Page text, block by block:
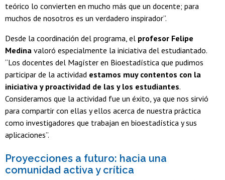
teórico lo convierten en mucho más que un docente; para
muchos de nosotros es un verdadero inspirador”.
Desde la coordinación del programa, el profesor Felipe
Medina valoró especialmente la iniciativa del estudiantado.
“Los docentes del Magíster en Bioestadística que pudimos
participar de la actividad estamos muy contentos con la
iniciativa y proactividad de las y los estudiantes.
Consideramos que la actividad fue un éxito, ya que nos sirvió
para compartir con ellas y ellos acerca de nuestra práctica
como investigadores que trabajan en bioestadística y sus
aplicaciones”.
Proyecciones a futuro: hacia una
comunidad activa y crítica